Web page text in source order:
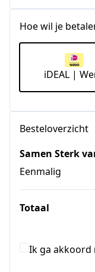
Hoe wil je
iDEAL |
Besteloverzicht
Samen Sterk
Eenmalig
Totaal
Ik ga akkoord